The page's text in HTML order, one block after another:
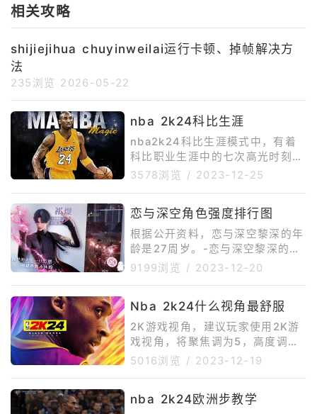
相关攻略
shijiejihua chuyinweilai运行卡顿、掉帧解决方
法
235浏览 2026-05-22
nba 2k24科比生涯
nba2k24科比生涯模式中，有着
科比职业生涯中的七次高光时刻。
1、萨拉门托之王2001西部半决赛
篮球迷们展现了他的潜力。2、NB
A三分球记录科比在2003年对阵
西雅图超音速队的比赛中打出了史
无前例的三分球，他在三分线外出
手18次命中12次。3、与导师正面
对决，拿下令人咋舌的55分，同
时打破了湖人单半场42
3578浏览 / 2023-12-25
恋与深空角色强度排行图
根据公开资料，恋与深空黎深的年
龄是27周岁。-恋与深空黎深的出
生日期是1995年6月3日(双子
因可使心脏发育时的异常细胞产生
定向变异，为降低先心病患儿的出
生率做出了里程碑式的贡献，成为
了史上最年轻的“摘星医学奖”得
主。角色能力Evol：冰
9199浏览 / 2023-12-20
Nba 2k24什么视角最舒服
2K游戏视角，建议玩家使用2K游
戏视角，将聚焦调为5，高度调为1
0，禁区拉近和反转视角关闭，自
能获得球场视角也更大，空间变大
5016浏览 / 2023-12-19
nba 2k24欧洲步教学